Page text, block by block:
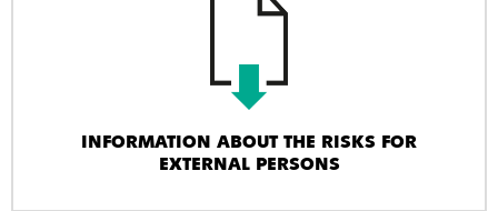
INFORMATION ABOUT THE RISKS FOR
EXTERNAL PERSONS